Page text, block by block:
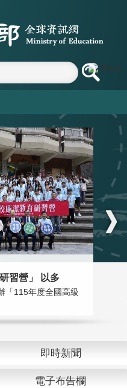
習營」 以多
「115年度全國高級
即時新聞
電子布告欄